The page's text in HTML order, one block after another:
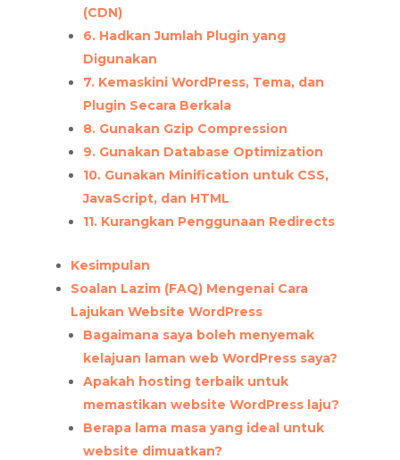
(CDN)
6. Hadkan Jumlah Plugin yang
Digunakan
7. Kemaskini WordPress, Tema, dan
Plugin Secara Berkala
8. Gunakan Gzip Compression
9. Gunakan Database Optimization
10. Gunakan Minification untuk CSS,
JavaScript, dan HTML
11. Kurangkan Penggunaan Redirects
Kesimpulan
Soalan Lazim (FAQ) Mengenai Cara
Lajukan Website WordPress
Bagaimana saya boleh menyemak
kelajuan laman web WordPress saya?
Apakah hosting terbaik untuk
memastikan website WordPress laju?
Berapa lama masa yang ideal untuk
website dimuatkan?